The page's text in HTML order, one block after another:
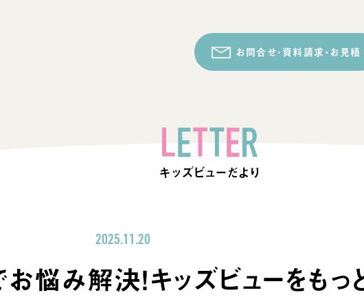
お問合せ・資料請求・お見積
キッズビューだより
2025.11.20
悩み解決！キッズビューをもっ